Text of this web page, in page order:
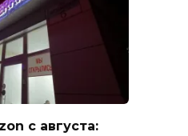
с августа: